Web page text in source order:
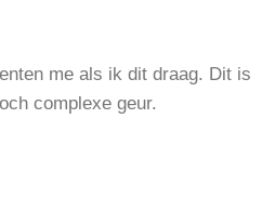
me als ik dit draag. Dit is
complexe geur.